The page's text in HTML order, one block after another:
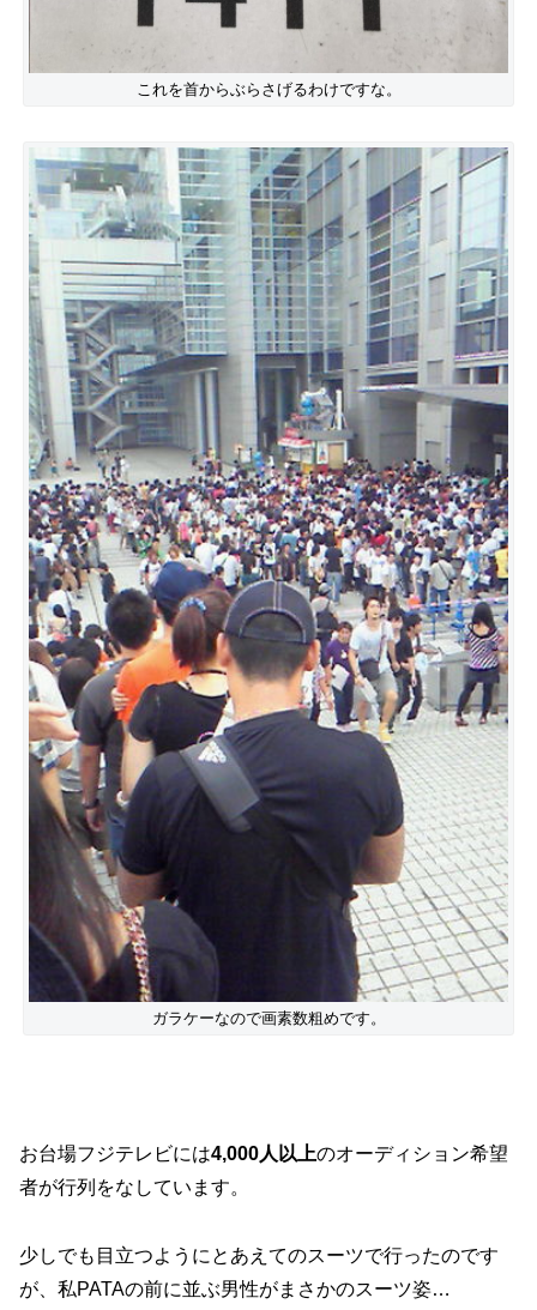
これを首からぶらさげるわけですな。
ガラケーなので画素数粗めです。
お台場フジテレビには4,000人以上のオーディション希望
者が行列をなしています。
少しでも目立つようにとあえてのスーツで行ったのです
が、私PATAの前に並ぶ男性がまさかのスーツ姿…